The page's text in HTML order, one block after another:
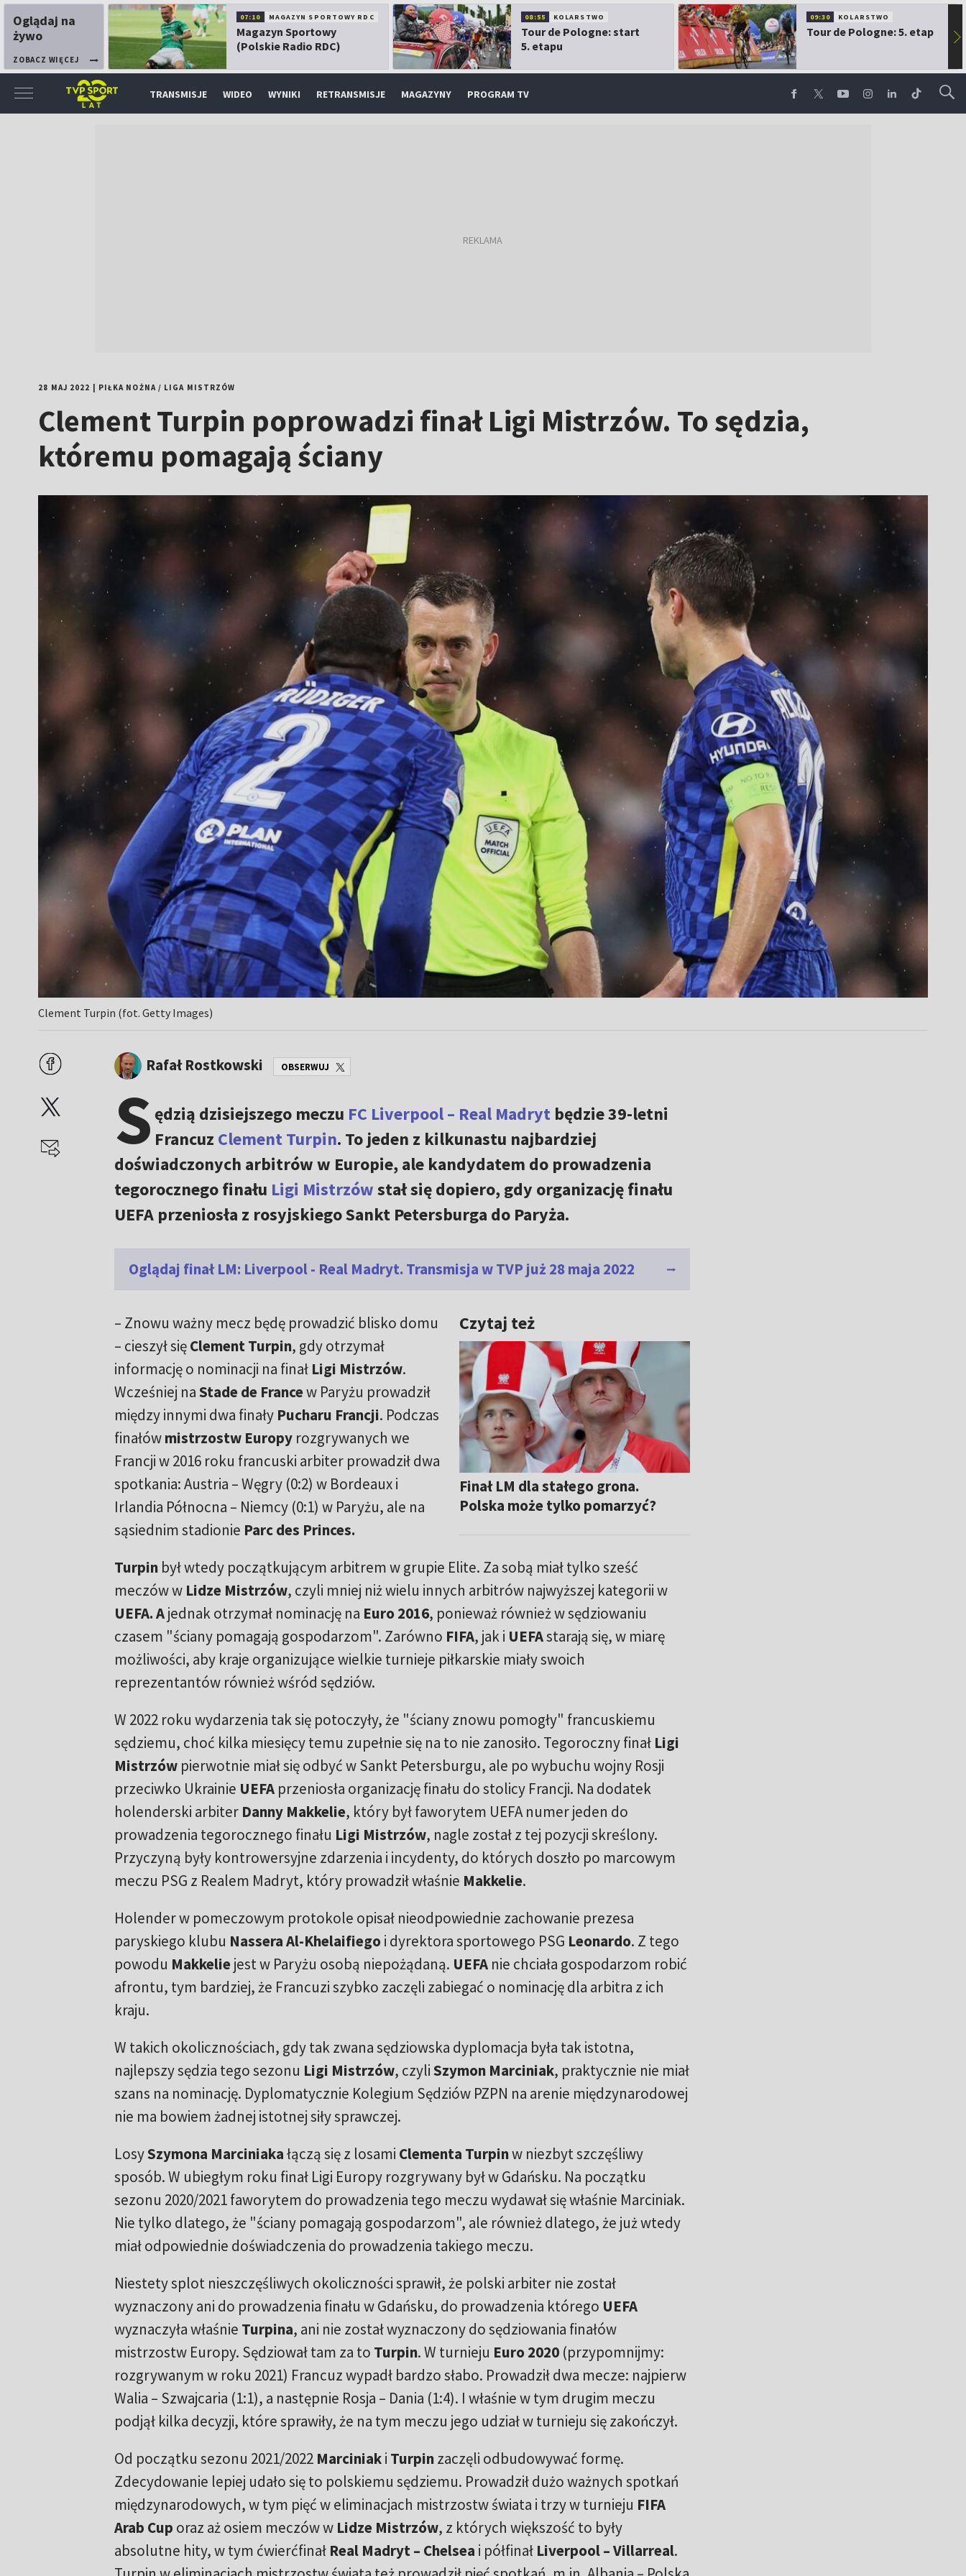
Oglądaj na
żywo
ZOBACZ WIĘCEJ
07:10 MAGAZYN SPORTOWY RDC
Magazyn Sportowy
(Polskie Radio RDC)
08:55 KOLARSTWO
Tour de Pologne: start
5. etapu
09:30 KOLARSTWO
Tour de Pologne: 5. etap ▶
TRANSMISJE WIDEO WYNIKI RETRANSMISJE MAGAZYNY PROGRAM TV
28 MAJ 2022 PIŁKA NOŻNA/ LIGA MISTRZÓW
Clement Turpin poprowadzi finał Ligi Mistrzów. To sędzia,
któremu pomagają ściany
Clement Turpin (fot. Getty Images)
Rafał Rostkowski OBSERWUJ
S ędzią dzisiejszego meczu FC Liverpool – Real Madrytbędzie 39-letni
Francuz Clement Turpin. To jeden z kilkunastu najbardziej
doświadczonych arbitrów w Europie, ale kandydatem do prowadzenia
tegorocznego finału Ligi Mistrzówstał się dopiero, gdy organizację finału
UEFA przeniosła z rosyjskiego Sankt Petersburga do Paryża.
Oglądaj finał LM: Liverpool - Real Madryt. Transmisja w TVP już 28 maja 2022
Czytaj też
Finał LM dla stałego grona.
Polska może tylko pomarzyć?
– Znowu ważny mecz będę prowadzić blisko domu
– cieszył sięClement Turpin, gdy otrzymał
informację o nominacji na finał Ligi Mistrzów.
Wcześniej naStade de Francew Paryżu prowadził
między innymi dwa finały Pucharu Francji. Podczas
finałówmistrzostw Europyrozgrywanych we
Francji w 2016 roku francuski arbiter prowadził dwa
spotkania: Austria – Węgry (0:2) w Bordeaux i
Irlandia Północna – Niemcy (0:1) w Paryżu, ale na
sąsiednim stadionie Parc des Princes.
Turpinbył wtedy początkującym arbitrem w grupie Elite. Za sobą miał tylko sześć
meczów w Lidze Mistrzów, czyli mniej niż wielu innych arbitrów najwyższej kategorii w
UEFA. Ajednak otrzymał nominację na Euro 2016, ponieważ również w sędziowaniu
czasem "ściany pomagają gospodarzom". Zarówno FIFA, jak i UEFAstarają się, w miarę
możliwości, aby kraje organizujące wielkie turnieje piłkarskie miały swoich
reprezentantów również wśród sędziów.
W 2022 roku wydarzenia tak się potoczyły, że "ściany znowu pomogły" francuskiemu
sędziemu, choć kilka miesięcy temu zupełnie się na to nie zanosiło. Tegoroczny finał Ligi
Mistrzówpierwotnie miał się odbyć w Sankt Petersburgu, ale po wybuchu wojny Rosji
przeciwko Ukrainie UEFAprzeniosła organizację finału do stolicy Francji. Na dodatek
holenderski arbiter Danny Makkelie, który był faworytem UEFA numer jeden do
prowadzenia tegorocznego finału Ligi Mistrzów, nagle został z tej pozycji skreślony.
Przyczyną były kontrowersyjne zdarzenia i incydenty, do których doszło po marcowym
meczu PSG z Realem Madryt, który prowadził właśnie Makkelie.
Holender w pomeczowym protokole opisał nieodpowiednie zachowanie prezesa
paryskiego klubu Nassera Al-Khelaifiego i dyrektora sportowego PSG Leonardo. Z tego
powodu Makkeliejest w Paryżu osobą niepożądaną. UEFAnie chciała gospodarzom robić
afrontu, tym bardziej, że Francuzi szybko zaczęli zabiegać o nominację dla arbitra z ich
kraju.
W takich okolicznościach, gdy tak zwana sędziowska dyplomacja była tak istotna,
najlepszy sędzia tego sezonu Ligi Mistrzów, czyliSzymon Marciniak, praktycznie nie miał
szans na nominację. Dyplomatycznie Kolegium Sędziów PZPN na arenie międzynarodowej
nie ma bowiem żadnej istotnej siły sprawczej.
LosySzymona Marciniakałączą się z losami Clementa Turpinw niezbyt szczęśliwy
sposób. W ubiegłym roku finał Ligi Europy rozgrywany był w Gdańsku. Na początku
sezonu 2020/2021 faworytem do prowadzenia tego meczu wydawał się właśnie Marciniak.
Nie tylko dlatego, że "ściany pomagają gospodarzom", ale również dlatego, że już wtedy
miał odpowiednie doświadczenia do prowadzenia takiego meczu.
Niestety splot nieszczęśliwych okoliczności sprawił, że polski arbiter nie został
wyznaczony ani do prowadzenia finału w Gdańsku, do prowadzenia którego UEFA
wyznaczyła właśnie Turpina, ani nie został wyznaczony do sędziowania finałów
mistrzostw Europy. Sędziował tam za to Turpin. W turnieju Euro 2020(przypomnijmy:
rozgrywanym w roku 2021) Francuz wypadł bardzo słabo. Prowadził dwa mecze: najpierw
Walia – Szwajcaria (1:1), a następnie Rosja – Dania (1:4). I właśnie w tym drugim meczu
podjął kilka decyzji, które sprawiły, że na tym meczu jego udział w turnieju się zakończył.
Od początku sezonu 2021/2022 Marciniaki Turpinzaczęli odbudowywać formę.
Zdecydowanie lepiej udało się to polskiemu sędziemu. Prowadził dużo ważnych spotkań
międzynarodowych, w tym pięć w eliminacjach mistrzostw świata i trzy w turnieju FIFA
Arab Cup oraz aż osiem meczów w Lidze Mistrzów, z których większość to były
absolutne hity, w tym ćwierćfinał Real Madryt – Chelsea i półfinał Liverpool – Villarreal.